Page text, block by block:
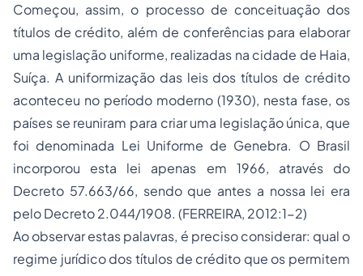
Começou, assim, o processo de conceituação dos
títulos de crédito, além de conferências para elaborar
uma legislação uniforme, realizadas na cidade de Haia,
Suíça. A uniformização das leis dos títulos de crédito
aconteceu no período moderno (1930), nesta fase, os
países se reuniram para criar uma legislação única, que
foi denominada Lei Uniforme de Genebra. O Brasil
incorporou esta lei apenas em 1966, através do
Decreto 57.663/66, sendo que antes a nossa lei era
pelo Decreto 2.044/1908. (FERREIRA, 2012:1-2)
Ao observar estas palavras, é preciso considerar: qual o
regime jurídico dos títulos de crédito que os permitem